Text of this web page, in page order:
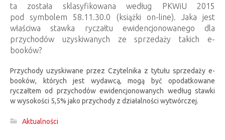
ta została sklasyfikowana według PKWiU 2015
pod symbolem 58.11.30.0 (książki on-line). Jaka jest
właściwa stawka ryczałtu ewidencjonowanego dla
przychodów uzyskiwanych ze sprzedaży takich e-
booków?
Przychody uzyskiwane przez Czytelnika z tytułu sprzedaży e-
booków, których jest wydawcą, mogą być opodatkowane
ryczałtem od przychodów ewidencjonowanych według stawki
w wysokości 5,5% jako przychody z działalności wytwórczej.
Aktualności